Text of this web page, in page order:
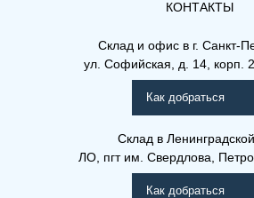
Рамо Компакт (РК),
КОНТАКТЫ
Склад и офис в г. Санкт-
ул. Софийская, д. 14, корп.
Как добраться
Склад в
ЛО, пгт им. Свердлова,
Как добраться